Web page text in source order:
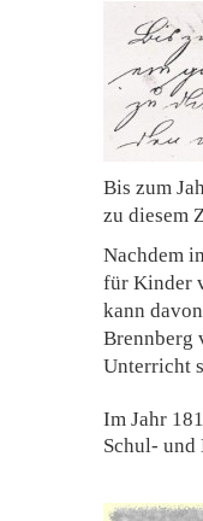
Bis zum
zu diesem
Nachdem
für Kinder
kann
Brennberg
Unterricht
Im Jahr
Schul- und